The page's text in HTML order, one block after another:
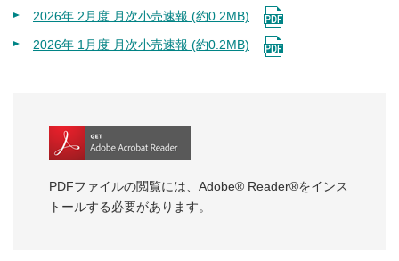
2026年 2月度 月次小売速報 (約0.2MB)
2026年 1月度 月次小売速報 (約0.2MB)
PDFファイルの閲覧には、Adobe® Reader®をインス
トールする必要があります。